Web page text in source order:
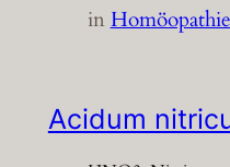
inHomöopathie
Acidum